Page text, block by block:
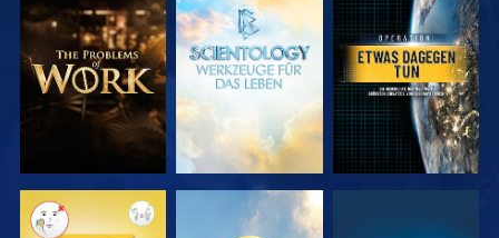
SERIE
ENTDECKEN
SERIE
ENTDECKEN
ANSEHEN